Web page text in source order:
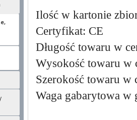
Ilość w kartonie
Certyfikat: CE
Długość towaru w
Wysokość towaru w
Szerokość towaru w
Waga gabarytowa w